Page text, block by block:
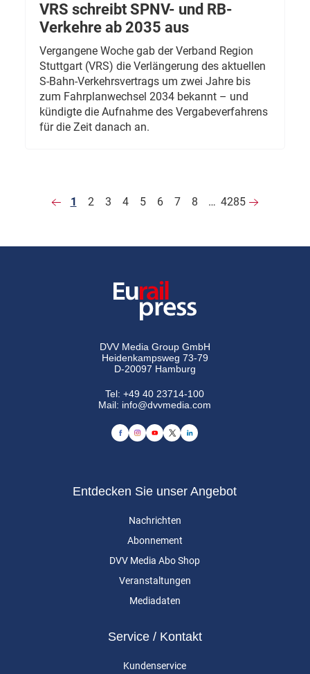
VRS schreibt SPNV- und RB-
Verkehre ab 2035 aus
Vergangene Woche gab der Verband Region
Stuttgart (VRS) die Verlängerung des aktuellen
S-Bahn-Verkehrsvertrags um zwei Jahre bis
zum Fahrplanwechsel 2034 bekannt – und
kündigte die Aufnahme des Vergabeverfahrens
für die Zeit danach an.
1 2 3 4 5 6 7 8 … 4285
DVV Media Group GmbH
Heidenkampsweg 73-79
D-20097 Hamburg
Tel:+49 40 23714-100
Mail: info@dvvmedia.com
Entdecken Sie unser Angebot
Nachrichten
Abonnement
DVV Media Abo Shop
Veranstaltungen
Mediadaten
Service / Kontakt
Kundenservice